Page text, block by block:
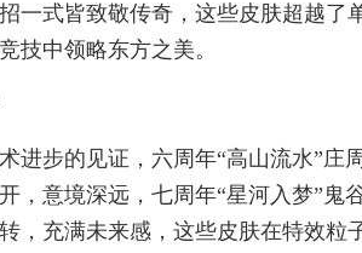
一式皆致敬传奇，这些皮肤超越了
技中领略东方之美。
进步的见证，六周年“高山流水”庄
，意境深远，七周年“星河入梦”鬼
，充满未来感，这些皮肤在特效粒